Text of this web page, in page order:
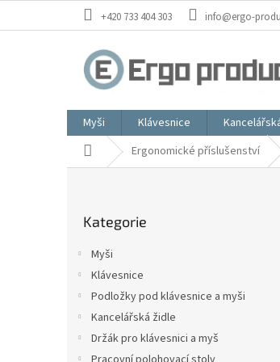
+420 733 404 303 info@ergo-
Myši Klávesnice
Domů Ergonomické příslušenství
kategorie
Kategorie
Myši
Klávesnice
Podložky pod klávesnice a myši
Kancelářská židle
Držák pro klávesnici a myš